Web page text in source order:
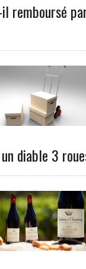
remboursé
diable 3